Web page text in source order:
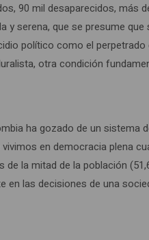
90 mil desaparecidos,
serena, que se presume
político como el
otra condición
ha gozado de un
en democracia plena
la mitad de la población
en las decisiones de una